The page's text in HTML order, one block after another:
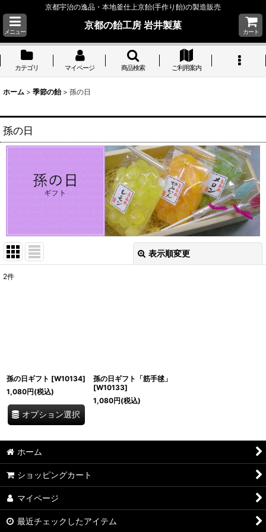
京都宇治の逸品・本地釜仕上京飴(手作り飴)の製造販売
メニュー
京都の飴工房 岩井製菓
カート
カテゴリ マイページ 商品検索 ご利用案内
ホーム > 季節の飴 > 孫の日
孫の日
表示順変更
2件
孫の日ギフト [W10134]
1,080円(税込)
オプション選択
孫の日ギフト「筋手毬」
[W10133]
1,080円(税込)
ホーム
ショッピングカート
マイページ
最近チェックしたアイテム